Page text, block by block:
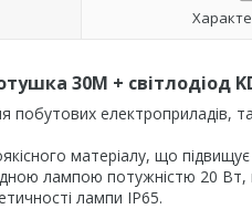
30М + світлодіод
побутових електроприладів,
матеріалу, що
лампою потужністю 20
лампи IP65.